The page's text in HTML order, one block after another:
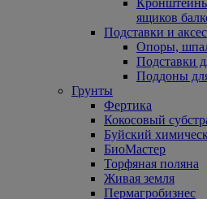
ящиков
Подставки и
Опоры,
Подставки
Поддоны
Грунты
Фертика
Кокосовый
Буйский
БиоМастер
Торфяная поляна
Живая земля
Пермагробизнес